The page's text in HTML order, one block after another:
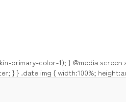
primary-color-1); } @media
} } .date img { width:100%;